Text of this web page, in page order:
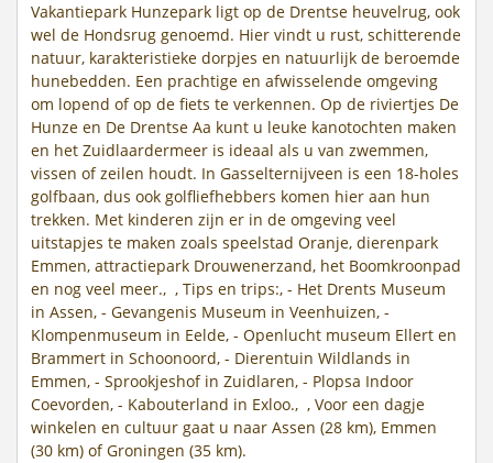
Vakantiepark Hunzepark ligt op de Drentse heuvelrug, ook
wel de Hondsrug genoemd. Hier vindt u rust, schitterende
natuur, karakteristieke dorpjes en natuurlijk de beroemde
hunebedden. Een prachtige en afwisselende omgeving
om lopend of op de fiets te verkennen. Op de riviertjes De
Hunze en De Drentse Aa kunt u leuke kanotochten maken
en het Zuidlaardermeer is ideaal als u van zwemmen,
vissen of zeilen houdt. In Gasselternijveen is een 18-holes
golfbaan, dus ook golfliefhebbers komen hier aan hun
trekken. Met kinderen zijn er in de omgeving veel
uitstapjes te maken zoals speelstad Oranje, dierenpark
Emmen, attractiepark Drouwenerzand, het Boomkroonpad
en nog veel meer., , Tips en trips:, - Het Drents Museum
in Assen, - Gevangenis Museum in Veenhuizen, -
Klompenmuseum in Eelde, - Openlucht museum Ellert en
Brammert in Schoonoord, - Dierentuin Wildlands in
Emmen, - Sprookjeshof in Zuidlaren, - Plopsa Indoor
Coevorden, - Kabouterland in Exloo., , Voor een dagje
winkelen en cultuur gaat u naar Assen (28 km), Emmen
(30 km) of Groningen (35 km).